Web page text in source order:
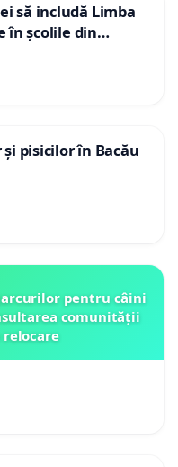
să includă Limba
în școlile din
pisicilor în Bacău
pentru câini
comunității